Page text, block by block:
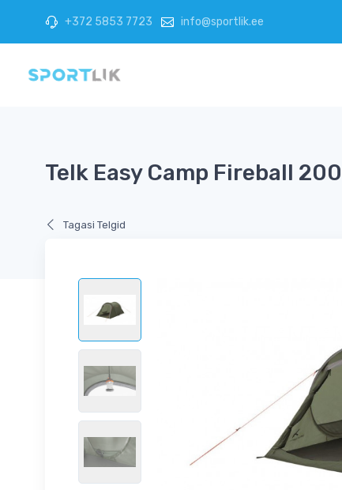
+372 5853 7723 info@sportlik.ee
Telk Easy Camp Fireball 200
Tagasi Telgid